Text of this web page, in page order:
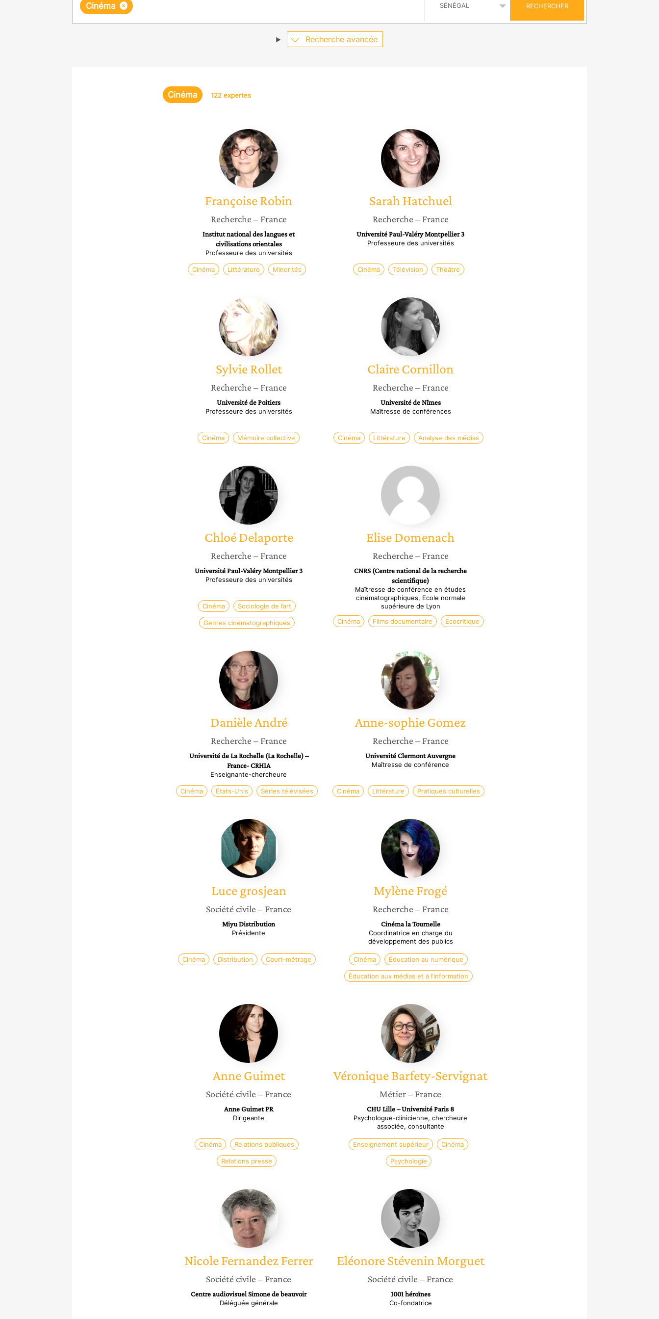
×
Cinéma RECHERCHER
Recherche avancée
Cinéma 122 expertes
Françoise
Robin
FrançoiseRobin
Recherche – France
Institut national des langues et
civilisations orientales
Professeure des universités
Cinéma Littérature Minorités
Sarah
Hatchuel
Sarah Hatchuel
Recherche – France
Université Paul-Valéry Montpellier 3
Professeure des universités
Cinéma Télévision Théâtre
Sylvie
Rollet
Sylvie Rollet
Recherche – France
Université de Poitiers
Professeure des universités
Cinéma Mémoire collective
Claire
Cornillon
ClaireCornillon
Recherche – France
Université de Nîmes
Maîtresse de conférences
Cinéma Littérature Analyse des médias
Chloé
Delaporte
Chloé Delaporte
Recherche – France
Université Paul-Valéry Montpellier 3
Professeure des universités
Cinéma Sociologie de l’art
Genres cinématographiques
Elise
Domenach
EliseDomenach
Recherche – France
CNRS (Centre national de la recherche
scientifique)
Maîtresse de conférence en études
cinématographiques, Ecole normale
supérieure de Lyon
Cinéma
Films documentaire Ecocritique
Danièle
André
DanièleAndré
Recherche – France
Université de La Rochelle (La Rochelle) –
France- CRHIA
Enseignante-chercheure
Cinéma États-Unis Séries télévisées
Anne-
sophie
Gomez
Anne-sophieGomez
Recherche – France
Université Clermont Auvergne
Maîtresse de conférence
Cinéma Littérature Pratiques culturelles
Luce
grosjean
Luce grosjean
Société civile – France
Miyu Distribution
Présidente
Cinéma Distribution Court-métrage
Mylène
Frogé
MylèneFrogé
Recherche – France
Cinéma la Tournelle
Coordinatrice en charge du
développement des publics
Cinéma Éducation au numérique
Éducation aux médias et à l’information
Anne
Guimet
Anne Guimet
Société civile – France
Anne Guimet PR
Dirigeante
Cinéma Relations publiques
Relations presse
Véronique
Barfety-
Servignat
VéroniqueBarfety-Servignat
Métier– France
CHU Lille – Université Paris 8
Psychologue-clinicienne, chercheure
associée, consultante
Enseignement supérieur Cinéma
Psychologie
Nicole
Fernandez
Ferrer
Nicole Fernandez Ferrer
Société civile – France
Centre audiovisuel Simone de beauvoir
Déléguée générale
Eléonore
Stévenin
Morguet
Eléonore Stévenin Morguet
Société civile – France
1001 héroïnes
Co-fondatrice